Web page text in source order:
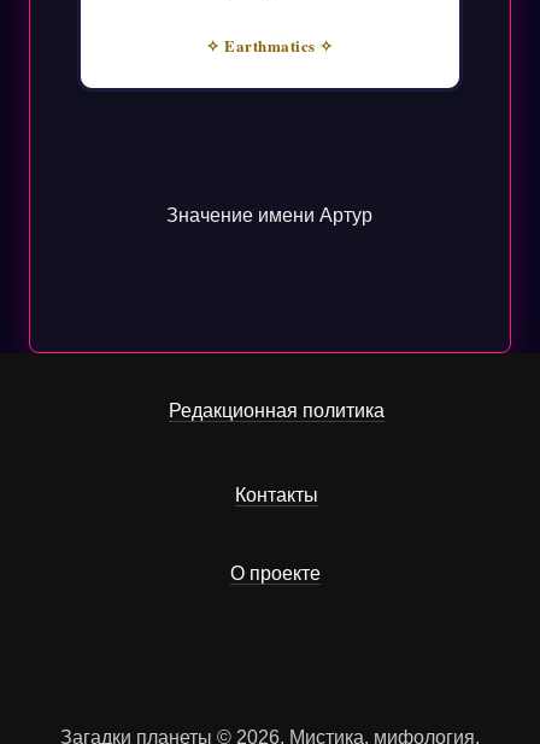
✧ Earthmatics ✧
Значение имени Артур
Редакционная политика
Контакты
О проекте
Загадки планеты © 2026. Мистика, мифология,